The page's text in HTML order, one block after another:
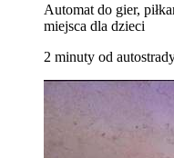
Automat do gier,
miejsca dla dzieci
2 minuty od